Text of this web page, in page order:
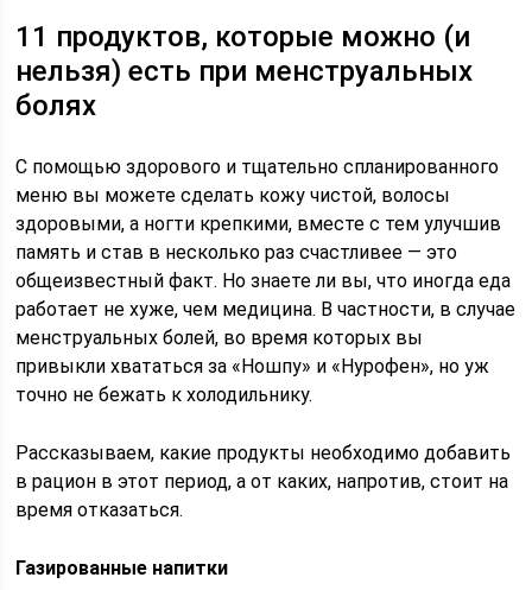
11 продуктов, которые можно (и
нельзя) есть при менструальных
болях
С помощью здорового и тщательно спланированного
меню вы можете сделать кожу чистой, волосы
здоровыми, а ногти крепкими, вместе с тем улучшив
память и став в несколько раз счастливее — это
общеизвестный факт. Но знаете ли вы, что иногда еда
работает не хуже, чем медицина. В частности, в случае
менструальных болей, во время которых вы
привыкли хвататься за «Ношпу» и «Нурофен», но уж
точно не бежать к холодильнику.
Рассказываем, какие продукты необходимо добавить
в рацион в этот период, а от каких, напротив, стоит на
время отказаться.
Газированные напитки